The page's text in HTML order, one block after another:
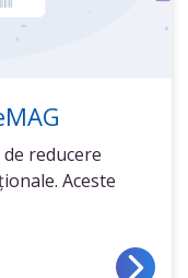
reducere
Aceste